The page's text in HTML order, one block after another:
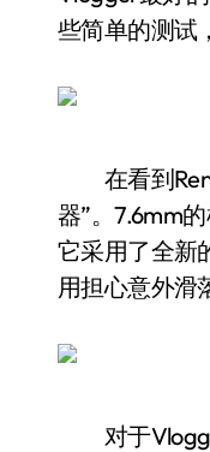
些简单的测试
在看到
器”。7.6mm
它采用了全新
用担心意外滑
对于